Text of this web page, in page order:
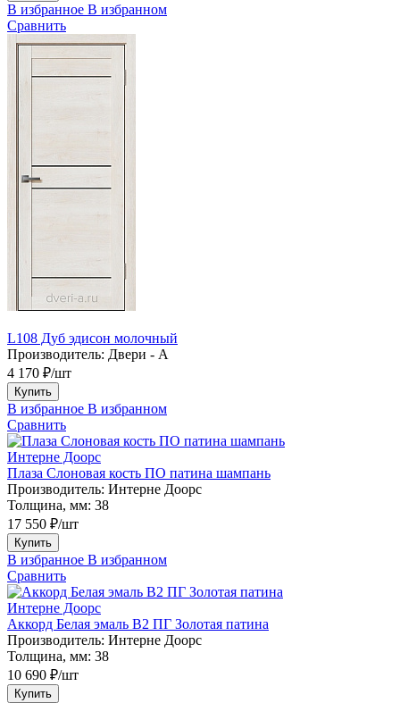
В избранное В избранном
Сравнить
L108 Дуб эдисон молочный
Производитель: Двери - А
4 170 ₽/шт
Купить
В избранное В избранном
Сравнить
Интерне Доорс
Плаза Слоновая кость ПО патина шампань
Производитель: Интерне Доорс
Толщина, мм: 38
17 550 ₽/шт
Купить
В избранное В избранном
Сравнить
Интерне Доорс
Аккорд Белая эмаль В2 ПГ Золотая патина
Производитель: Интерне Доорс
Толщина, мм: 38
10 690 ₽/шт
Купить